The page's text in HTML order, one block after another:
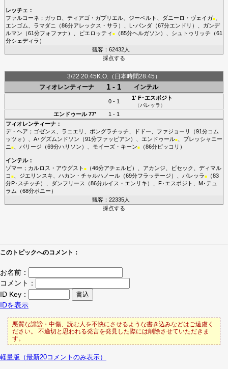
レッチェ ：
ファルコーネ ； ガッロ ティアゴ・ガブリエル、 ジーベルト ダニーロ・ヴェイガ■、
エンゴム
ラマダニ （86分アレックス・サラ ）、 L･バンダ（67分エンドリ ）、 ガンデ
ルマン （61分フォファナ ）、 ピエロッティ ■（85分ヘルガソン ）、 シュトゥリッチ （61
分シェディラ ）
観客：62432人
採点する
3/22 20:45K.O.（日本時間28:45）
フィオレンティーナ
1 - 1 インテル
0 - 1
1' F･エスポジト
（バレッラ）
エンドゥール77'
1 - 1
フィオレンティーナ：
デ・ヘア ； ゴゼンス ラニエリ ポングラチッチ ドドー ファジョーリ （91分コム
ッツォ ）、 A･グズムンドソン （91分ファッビアン ）、 エンドゥール■、 ブレッシャニー
ニ ■、 パリージ （69分ハリソン ）、 モイーズ・キーン■（86分ピッコリ ）
インテル：
ゾマー ； カルロス・アウグスト ■（46分アチェルビ）、 アカンジ ビセック
ディマル
コ ■、 ジエリンスキ ハカン・チャルハノール（69分フラッテージ ）、 バレッラ ■（83
分P･スチッチ ）、 ダンフリース （86分ルイス・エンリキ ）、 F･エスポジト
M･テュ
ラム （68分ボニー ）
観客：22335人
採点する
このトピックへのコメント：
お名前：
コメント：
ID Key：
IDを表示
悪質な誹謗・中傷、読む人を不快にさせるような書き込みなどはご遠慮く
ださい。 不適切と思われる発言を発見した際には削除させていただきま
す。
軽量版（最新20コメントのみ表示）